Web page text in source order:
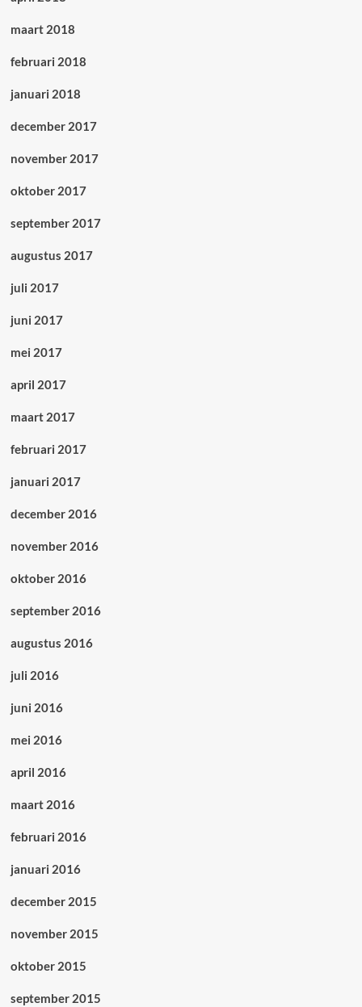
maart 2018
februari 2018
januari 2018
december 2017
november 2017
oktober 2017
september 2017
augustus 2017
juli 2017
juni 2017
mei 2017
april 2017
maart 2017
februari 2017
januari 2017
december 2016
november 2016
oktober 2016
september 2016
augustus 2016
juli 2016
juni 2016
mei 2016
april 2016
maart 2016
februari 2016
januari 2016
december 2015
november 2015
oktober 2015
september 2015